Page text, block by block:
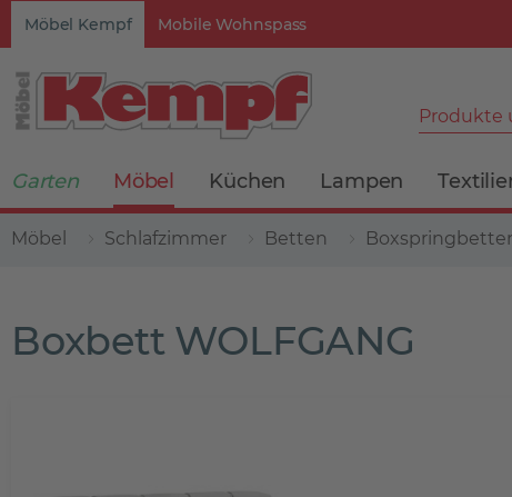
Möbel Kempf Mobile Wohnspass
Produkte
Garten Möbel Küchen Lampen
Möbel Schlafzimmer Betten
Boxbett WOLFGANG